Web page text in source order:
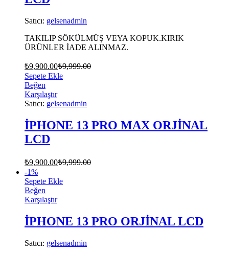
Satıcı: gelsenadmin
TAKILIP SÖKÜLMÜŞ VEYA KOPUK.KIRIK
ÜRÜNLER İADE ALINMAZ.
₺9,900.00₺9,999.00
Sepete Ekle
Beğen
Karşılaştır
Satıcı: gelsenadmin
İPHONE 13 PRO MAX ORJİNAL
LCD
₺9,900.00₺9,999.00
-1%
Sepete Ekle
Beğen
Karşılaştır
İPHONE 13 PRO ORJİNAL LCD
Satıcı: gelsenadmin